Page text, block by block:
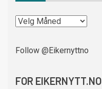
Follow @Eikernyttno
FOR EIKERNYTT.NO